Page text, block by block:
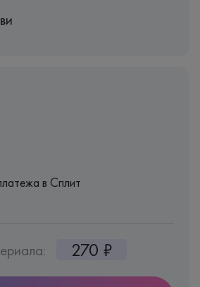
в Сплит
270 ₽